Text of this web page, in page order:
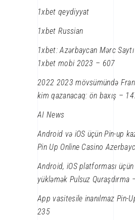
1xbet qeydiyyat
1xbet Russian
1xbet: Azərbaycan Mərc
1xbet mobi 2023 – 607
2022 2023 mövsümündə
kim qazanacaq: ön baxış –
AI News
Android və iOS üçün Pin-up
Pin Up Online Casino
Android, iOS platforması
yükləmək Pulsuz Quraşdırma
App vasitesile inanılmaz Pin-
235